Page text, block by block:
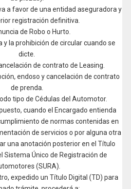
a favor de una entidad aseguradora y
registración definitiva.
de Robo o Hurto.
y la prohibición de circular cuando se
dicte.
de contrato de Leasing.
endoso y cancelación de contrato
de prenda.
tipo de Cédulas del Automotor.
cuando el Encargado entienda
de normas contenidas en
de servicios o por alguna otra
una anotación posterior en el Título
Sistema Único de Registración de
(SURA).
expedido un Título Digital (TD) para